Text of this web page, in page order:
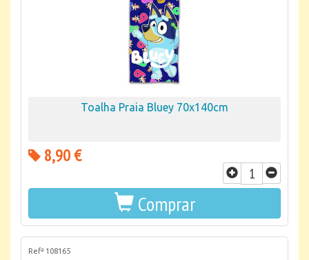
Toalha Praia Bluey 70x140cm
8,90 €
Comprar
Refª 108165